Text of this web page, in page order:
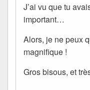
J’ai vu que tu
important…
Alors, je ne peux
magnifique !
Gros bisous, et